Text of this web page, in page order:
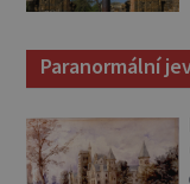
Paranormální